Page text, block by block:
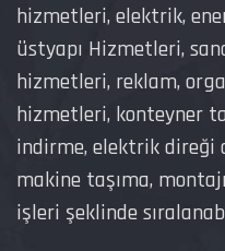
hizmetleri, elektrik,
üstyapı Hizmetleri,
hizmetleri, reklam,
hizmetleri, konteyner
indirme, elektrik direği
makine taşıma,
işleri şeklinde sıralanab